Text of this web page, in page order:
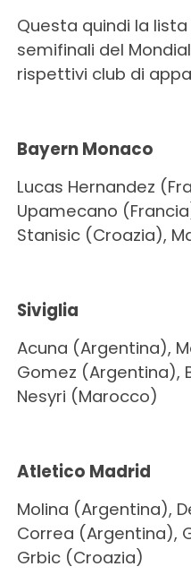
Questa quindi la
semifinali del
rispettivi club di
Bayern Monaco
Lucas Hernandez
Upamecano
Stanisic (Croazia),
Siviglia
Acuna (Argentina),
Gomez (Argentina),
Nesyri (Marocco)
Atletico Madrid
Molina (Argentina),
Correa (Argentina),
Grbic (Croazia)